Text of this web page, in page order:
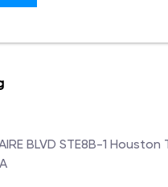
BLVD STE8B-1 Houston